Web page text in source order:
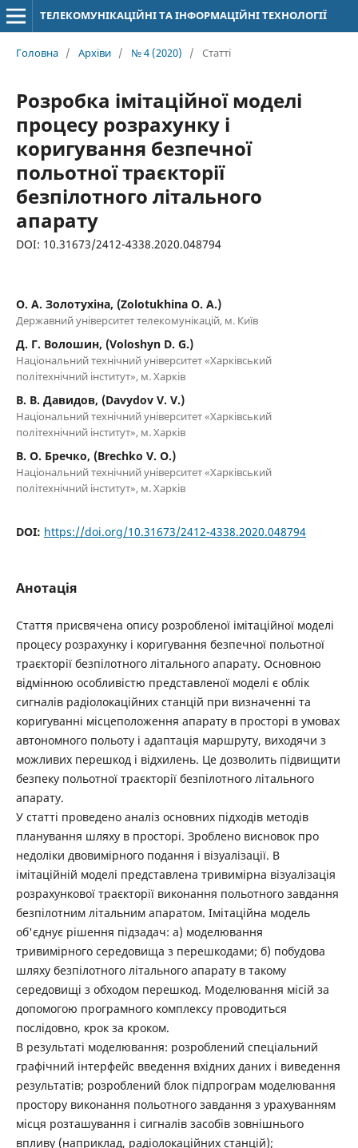
ТЕЛЕКОМУНІКАЦІЙНІ ТА ІНФОРМАЦІЙНІ ТЕХНОЛОГІЇ
Головна / Архіви / № 4 (2020) / Статті
Розробка імітаційної моделі
процесу розрахунку і
коригування безпечної
польотної траєкторії
безпілотного літального
апарату
DOI: 10.31673/2412-4338.2020.048794
О. А. Золотухіна, (Zolotukhina O. A.)
Державний університет телекомунікацій, м. Київ
Д. Г. Волошин, (Voloshyn D. G.)
Національний технічний університет «Харківський
політехнічний інститут», м. Харків
В. В. Давидов, (Davydov V. V.)
Національний технічний університет «Харківський
політехнічний інститут», м. Харків
В. О. Бречко, (Brechko V. О.)
Національний технічний університет «Харківський
політехнічний інститут», м. Харків
DOI: https://doi.org/10.31673/2412-4338.2020.048794
Анотація
Стаття присвячена опису розробленої імітаційної моделі
процесу розрахунку і коригування безпечної польотної
траєкторії безпілотного літального апарату. Основною
відмінною особливістю представленої моделі є облік
сигналів радіолокаційних станцій при визначенні та
коригуванні місцеположення апарату в просторі в умовах
автономного польоту і адаптація маршруту, виходячи з
можливих перешкод і відхилень. Це дозволить підвищити
безпеку польотної траєкторії безпілотного літального
апарату.
У статті проведено аналіз основних підходів методів
планування шляху в просторі. Зроблено висновок про
недоліки двовимірного подання і візуалізації. В
імітаційній моделі представлена тривимірна візуалізація
розрахункової траєкторії виконання польотного завдання
безпілотним літальним апаратом. Імітаційна модель
об'єднує рішення підзадач: а) моделювання
тривимірного середовища з перешкодами; б) побудова
шляху безпілотного літального апарату в такому
середовищі з обходом перешкод. Моделювання місій за
допомогою програмного комплексу проводиться
послідовно, крок за кроком.
В результаті моделювання: розроблений спеціальний
графічний інтерфейс введення вхідних даних і виведення
результатів; розроблений блок підпрограм моделювання
простору виконання польотного завдання з урахуванням
місця розташування і сигналів засобів зовнішнього
впливу (наприклад, радіолокаційних станцій);